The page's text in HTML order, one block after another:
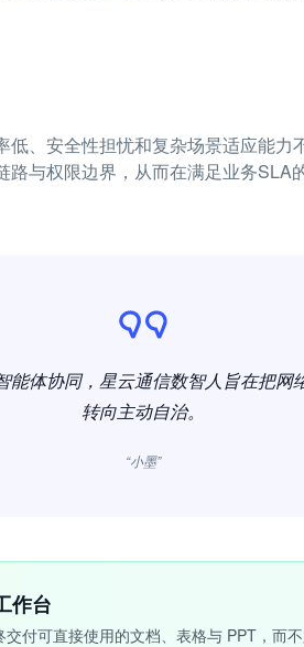
、安全性担忧和复杂场景适应能
与权限边界，从而在满足业务SLA
能体协同，星云通信数智人旨在把网
转向主动自治。
“小墨”
作台
付可直接使用的文档、表格与 PPT，而不